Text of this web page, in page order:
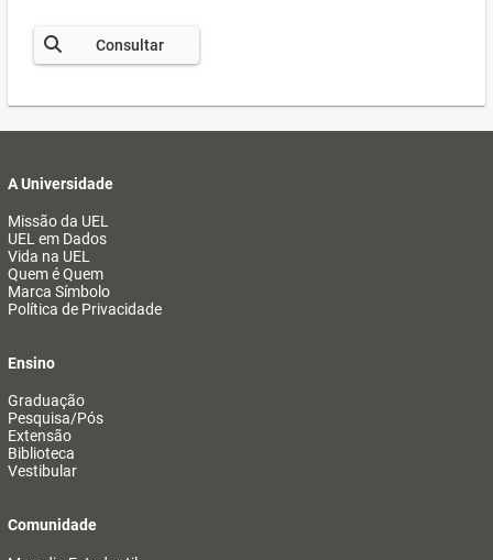
Consultar
A Universidade
Missão da UEL
UEL em Dados
Vida na UEL
Quem é Quem
Marca Símbolo
Política de Privacidade
Ensino
Graduação
Pesquisa/Pós
Extensão
Biblioteca
Vestibular
Comunidade